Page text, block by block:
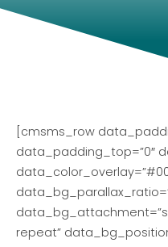
[cmsms_row
data_padding_top=”0″
repeat”